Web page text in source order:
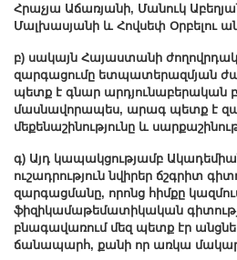
Հրաչյա Աճառյանի, Մանուկ
Մալխասյանի և Հովսեփ Օրբելու
բ) սակայն Հայաստանի
զարգացումը ետպատերազմյան
պետք է գնար արդյունաբերական
մասնավորապես, արագ պետք է
մեքենաշինությունը և
գ) Այդ կապակցությամբ
ուշադրություն նվիրեր ճշգրիտ
զարգացմանը, որոնց հիմքը
ֆիզիկամաթեմատիկական
բնագավառում մեզ պետք էր
ճանապարհ, քանի որ առկա